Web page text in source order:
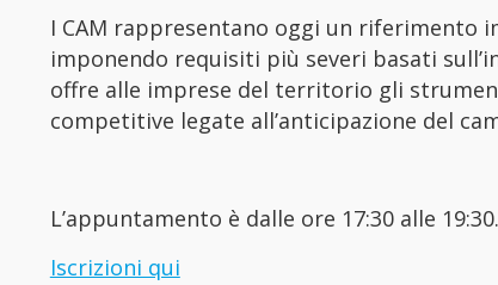
I CAM rappresentano oggi un riferimento
imponendo requisiti più severi basati
offre alle imprese del territorio gli
competitive legate all’anticipazione del
L’appuntamento è dalle ore 17:30 alle
Iscrizioni qui